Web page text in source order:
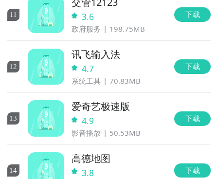
11 3.6
政府服务 198.75MB
下载
12
讯飞输入法
4.7
系统工具 70.83MB
下载
13
爱奇艺极速版
4.9
影音播放 50.53MB
下载
14
高德地图
3.8 下载